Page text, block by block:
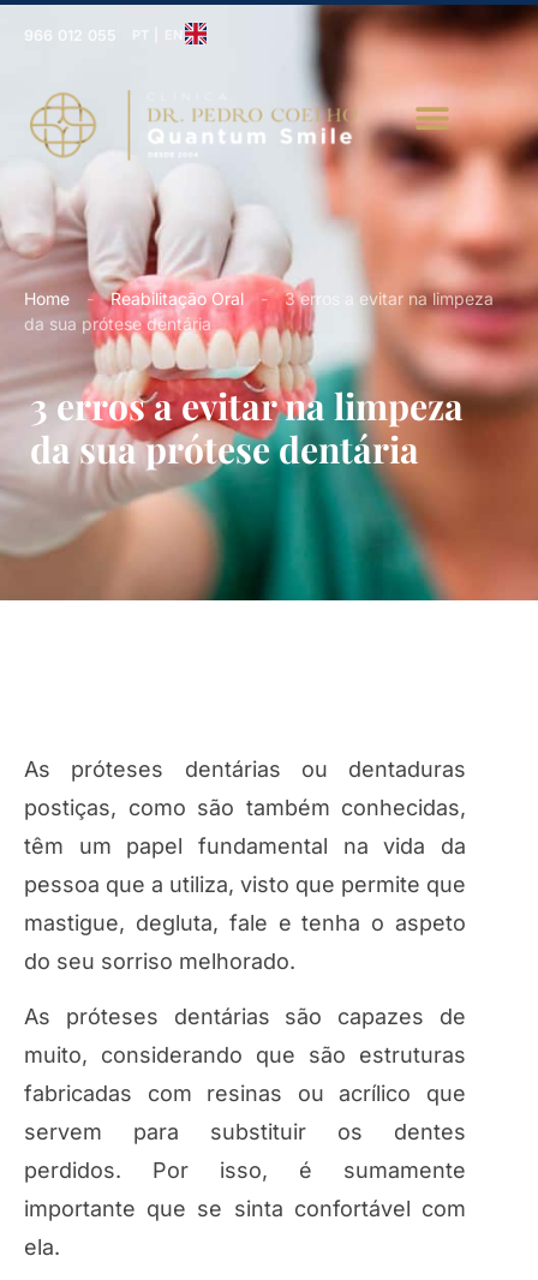
966 012 055
Home - Reabilitação Oral - 3 erros a evitar na limpeza
da sua prótese dentária
3 erros a evitar na limpeza
da sua prótese dentária
As próteses dentárias ou dentaduras
postiças, como são também conhecidas,
têm um papel fundamental na vida da
pessoa que a utiliza, visto que permite que
mastigue, degluta, fale e tenha o aspeto
do seu sorriso melhorado.
As próteses dentárias são capazes de
muito, considerando que são estruturas
fabricadas com resinas ou acrílico que
servem para substituir os dentes
perdidos. Por isso, é sumamente
importante que se sinta confortável com
ela.